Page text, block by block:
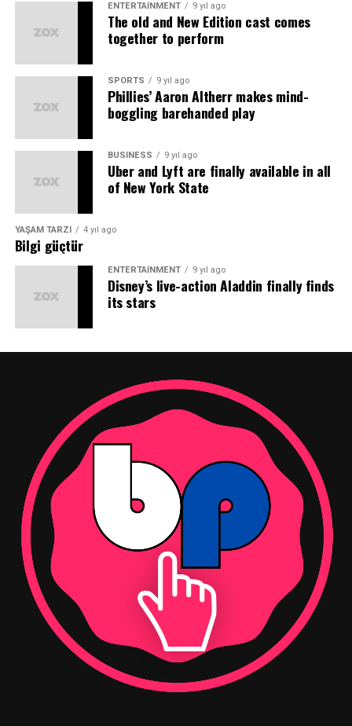
ENTERTAINMENT 9 yıl ago
The old and New Edition cast comes
together to perform
SPORTS 9 yıl ago
Phillies’ Aaron Altherr makes mind-
boggling barehanded play
BUSINESS 9 yıl ago
Uber and Lyft are finally available in all
of New York State
YAŞAM TARZI 4 yıl ago
Bilgi güçtür
ENTERTAINMENT 9 yıl ago
Disney’s live-action Aladdin finally finds
its stars